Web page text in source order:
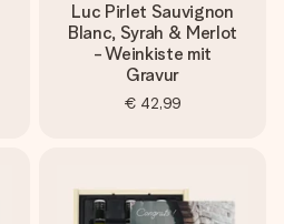
Luc Pirlet Sauvignon
Blanc, Syrah & Merlot
- Weinkiste mit
Gravur
€ 42,99